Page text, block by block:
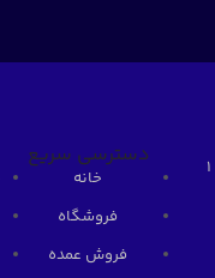
دسترسی سریع
خانه
فروشگاه
فروش عمده